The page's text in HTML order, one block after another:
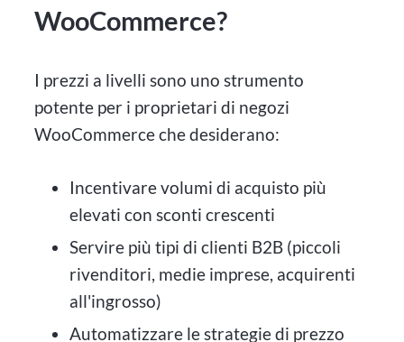
WooCommerce?
I prezzi a livelli sono uno strumento
potente per i proprietari di negozi
WooCommerce che desiderano:
Incentivare volumi di acquisto più
elevati con sconti crescenti
Servire più tipi di clienti B2B (piccoli
rivenditori, medie imprese, acquirenti
all'ingrosso)
Automatizzare le strategie di prezzo